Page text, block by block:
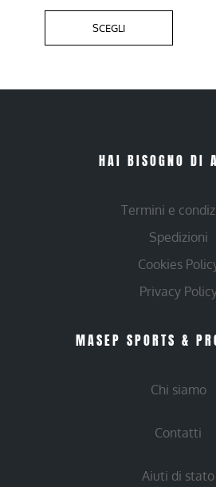
SCEGLI
HAI BISOGNO DI
Termini e
Spedizioni
Cookies
Privacy
MASEP SPORTS &
Chi siamo
Contatti
Aiuti di stato